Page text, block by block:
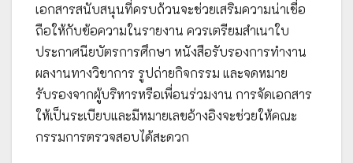
เอกสารสนับสนุนที่ครบถ้วนจะช่วยเสริมความน่าเชื่อ
ถือให้กับข้อความในรายงาน ควรเตรียมสำเนาใบ
ประกาศนียบัตรการศึกษา หนังสือรับรองการทำงาน
ผลงานทางวิชาการ รูปถ่ายกิจกรรม และจดหมาย
รับรองจากผู้บริหารหรือเพื่อนร่วมงาน การจัดเอกสาร
ให้เป็นระเบียบและมีหมายเลขอ้างอิงจะช่วยให้คณะ
กรรมการตรวจสอบได้สะดวก